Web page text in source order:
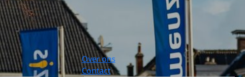
Over ons
Contact